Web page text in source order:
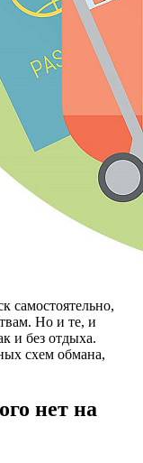
самостоятельно,
Но и те, и
и без отдыха.
схем обмана,
нет на